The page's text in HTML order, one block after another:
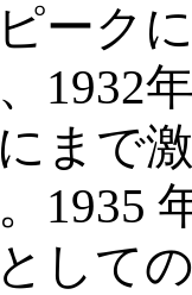
ーク
1932
まで
1935
して